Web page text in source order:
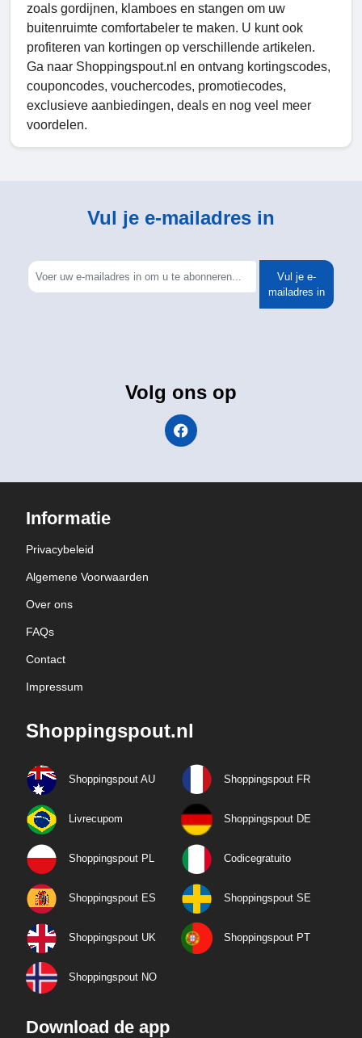
zoals gordijnen, klamboes en stangen om uw
buitenruimte comfortabeler te maken. U kunt ook
profiteren van kortingen op verschillende artikelen.
Ga naar Shoppingspout.nl en ontvang kortingscodes,
couponcodes, vouchercodes, promotiecodes,
exclusieve aanbiedingen, deals en nog veel meer
voordelen.
Vul je e-mailadres in
Vul je e-
mailadres in
Volg ons op
Informatie
Privacybeleid
Algemene Voorwaarden
Over ons
FAQs
Contact
Impressum
Shoppingspout.nl
Shoppingspout AU Shoppingspout FR
Livrecupom Shoppingspout DE
Shoppingspout PL Codicegratuito
Shoppingspout ES Shoppingspout SE
Shoppingspout UK Shoppingspout PT
Shoppingspout NO
Download de app